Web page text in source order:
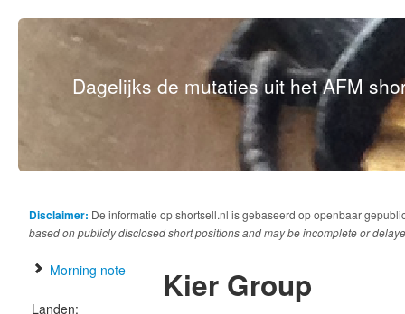
Dagelijks de mutaties uit het AFM
Disclaimer: De informatie op shortsell.nl is gebaseerd op openbaar
based on publicly disclosed short positions and may be incomplete or
Morning note
Landen:
Kier Group